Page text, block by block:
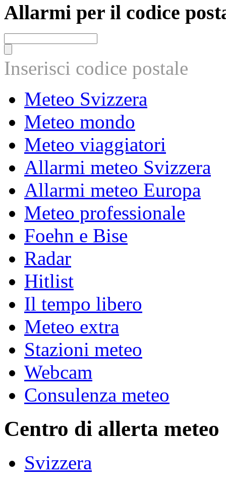
Allarmi per il codice
Inserisci codice postale
Meteo Svizzera
Meteo mondo
Meteo viaggiatori
Allarmi meteo Svizzera
Allarmi meteo Europa
Meteo professionale
Foehn e Bise
Radar
Hitlist
Il tempo libero
Meteo extra
Stazioni meteo
Webcam
Consulenza meteo
Centro di allerta meteo
Svizzera